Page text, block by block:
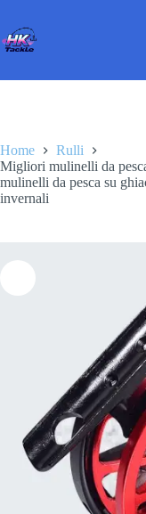
contenuto
Home
Rulli
Migliori mulinelli da
mulinelli da pesca su
invernali